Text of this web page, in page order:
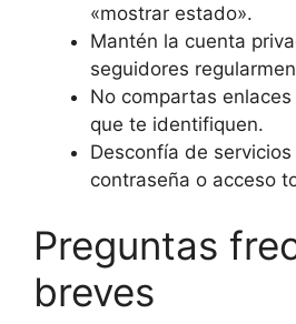
«mostrar estado».
Mantén la cuenta
seguidores
No compartas
que te identifiquen.
Desconfía de
contraseña o acceso
Preguntas
breves